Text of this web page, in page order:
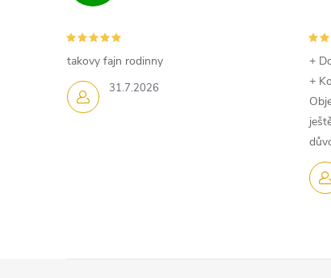
31.7.2026
takovy fajn rodinny
+
+